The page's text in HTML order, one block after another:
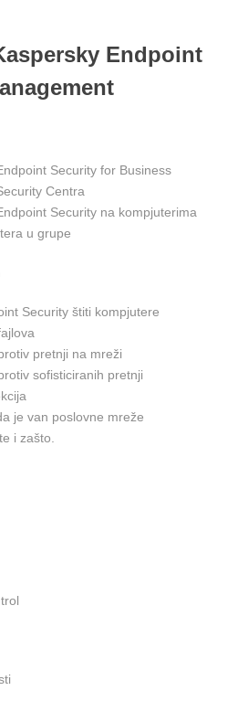
Endpoint
Security for Business
Centra
Security na kompjuterima
u grupe
Security štiti kompjutere
pretnji na mreži
sofisticiranih pretnji
je van poslovne mreže
i zašto.